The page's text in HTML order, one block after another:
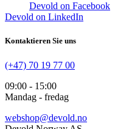
Devold on Facebook
Devold on LinkedIn
Kontaktieren Sie uns
(+47) 70 19 77 00
09:00 - 15:00
Mandag - fredag
webshop@devold.no